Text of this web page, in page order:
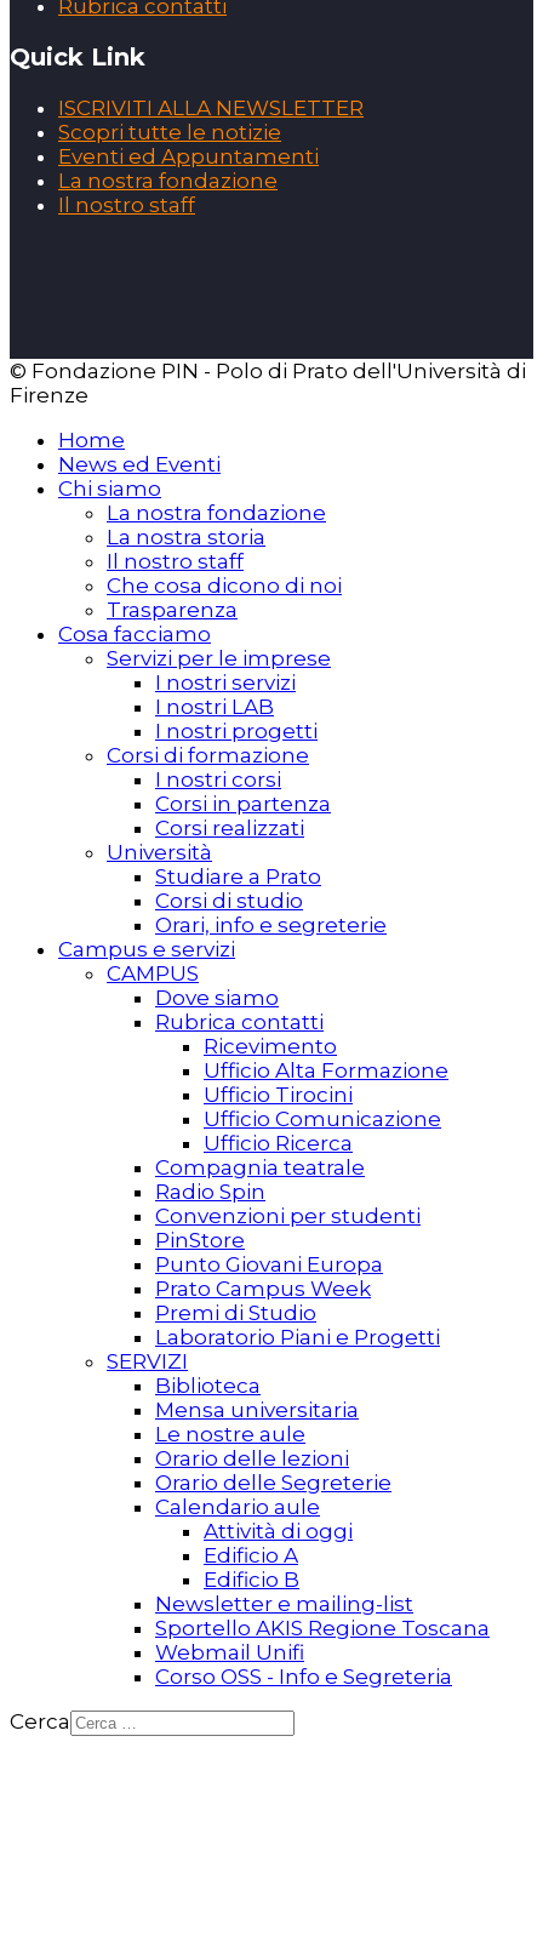
Rubrica contatti
Quick Link
ISCRIVITI ALLA NEWSLETTER
Scopri tutte le notizie
Eventi ed Appuntamenti
La nostra fondazione
Il nostro staff
© Fondazione PIN - Polo di Prato dell'Università di
Firenze
Home
News ed Eventi
Chi siamo
La nostra fondazione
La nostra storia
Il nostro staff
Che cosa dicono di noi
Trasparenza
Cosa facciamo
Servizi per le imprese
I nostri servizi
I nostri LAB
I nostri progetti
Corsi di formazione
I nostri corsi
Corsi in partenza
Corsi realizzati
Università
Studiare a Prato
Corsi di studio
Orari, info e segreterie
Campus e servizi
CAMPUS
Dove siamo
Rubrica contatti
Ricevimento
Ufficio Alta Formazione
Ufficio Tirocini
Ufficio Comunicazione
Ufficio Ricerca
Compagnia teatrale
Radio Spin
Convenzioni per studenti
PinStore
Punto Giovani Europa
Prato Campus Week
Premi di Studio
Laboratorio Piani e Progetti
SERVIZI
Biblioteca
Mensa universitaria
Le nostre aule
Orario delle lezioni
Orario delle Segreterie
Calendario aule
Attività di oggi
Edificio A
Edificio B
Newsletter e mailing-list
Sportello AKIS Regione Toscana
Webmail Unifi
Corso OSS - Info e Segreteria
Cerca